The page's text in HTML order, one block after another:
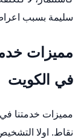
سليمة بسبب
مميزات
في الكويت
مميزات خدمتنا
نقاط. اولا